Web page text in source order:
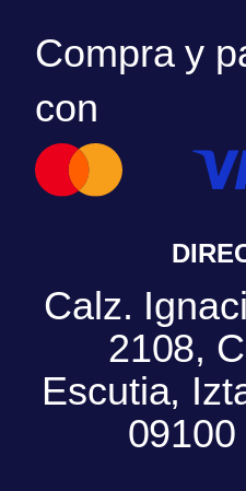
Compra y
con
Calz.
2108,
Escutia,